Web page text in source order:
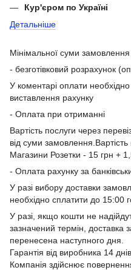
Кур'єром по Україні
Детальніше
Мінімальної суми замовлення
- безготівковий розрахунок
У коментарі оплати
виставлення рахунку
- Оплата при отриманні
Вартість послуги через
від суми
Магазини Розетки - 15 грн +
- Оплата рахунку за
У разі вибору доставки
необхідно сплатити до 15:00
У разі, якщо кошти не
зазначений термін,
перенесена наступного дня.
Гарантія від виробника 14 днів
Компанія здійснює